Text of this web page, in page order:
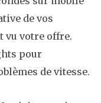
de vos
vu votre offre.
pour
de vitesse.